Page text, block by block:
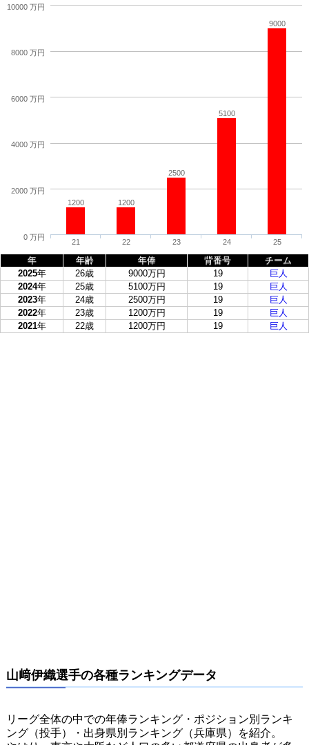
1200 1200
2500
5100
9000
21 22 23 24 25
0 万円
2000 万円
4000 万円
6000 万円
8000 万円
10000 万円
年 年齢 年俸 背番号
チーム
2025年 26歳 9000万円 19
巨人
2024年 25歳 5100万円 19
巨人
2023年 24歳 2500万円 19
巨人
2022年 23歳 1200万円 19
巨人
2021年 22歳 1200万円 19 巨人
山﨑伊織選手の各種ランキングデータ
リーグ全体の中での年俸ランキング・ポジション別ランキ
ング（投手）・出身県別ランキング（兵庫県）を紹介。